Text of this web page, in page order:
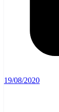
19/08/2020